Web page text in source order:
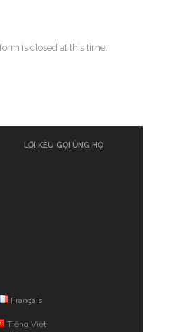
is closed at this time.
LỜI KÊU GỌI ỦNG HỘ
Français
Tiếng Việt